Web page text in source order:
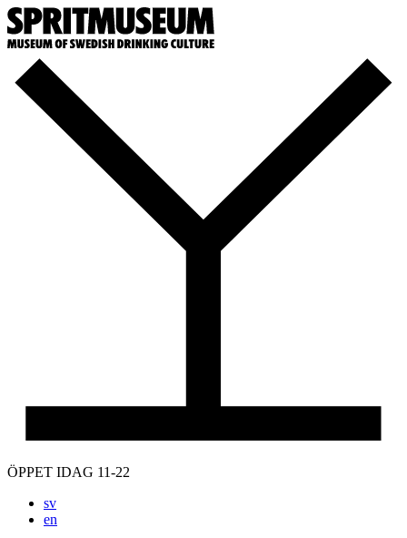
ÖPPET IDAG 11-22
sv
en